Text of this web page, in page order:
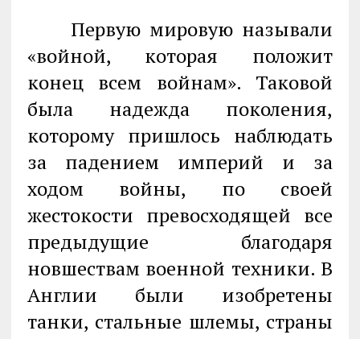
Первую мировую называли
«войной, которая положит
конец всем войнам». Таковой
была надежда поколения,
которому пришлось наблюдать
за падением империй и за
ходом войны, по своей
жестокости превосходящей все
предыдущие благодаря
новшествам военной техники. В
Англии были изобретены
танки, стальные шлемы, страны